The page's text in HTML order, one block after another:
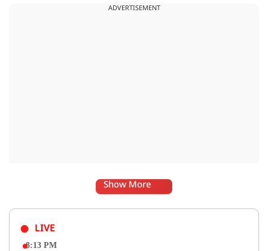
ADVERTISEMENT
Show More
LIVE
8:13 PM